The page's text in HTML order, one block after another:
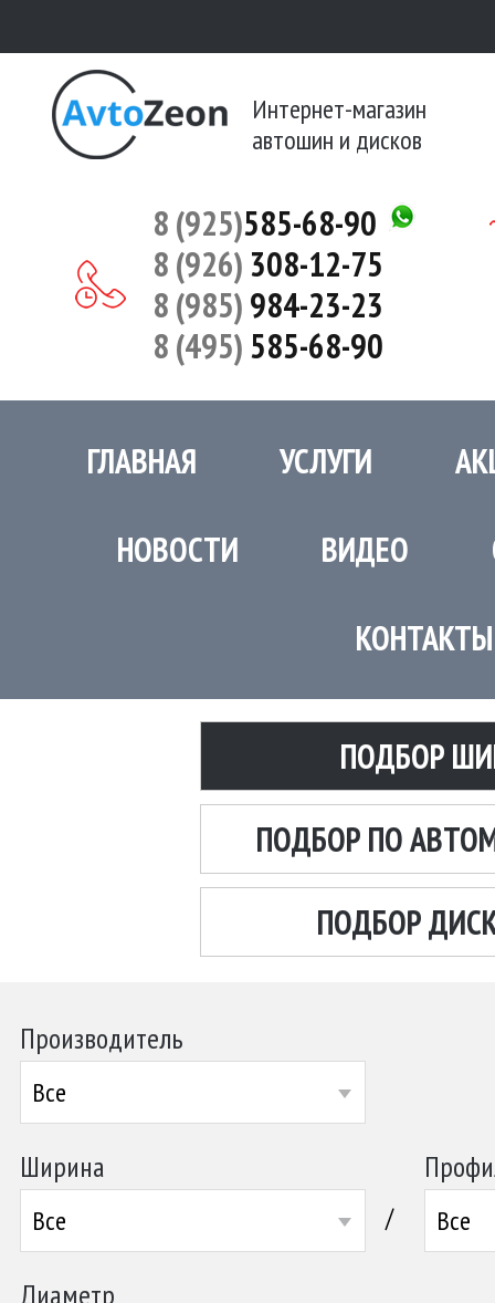
Интернет-магазин
автошин и дисков
8 (925)585-68-90
8 (926) 308-12-75
8 (985)984-23-23
8 (495)585-68-90
ГЛАВНАЯ УСЛУГИ
НОВОСТИ ВИДЕО
КОНТАКТЫ
ПОДБОР
ПОДБОР ПО
ПОДБОР
Производитель
Все
Ширина
Все / Все
Диаметр